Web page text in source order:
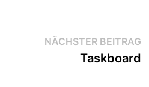
NÄCHSTER BEITRAG
Taskboard